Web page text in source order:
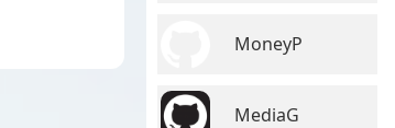
MoneyP
MediaG